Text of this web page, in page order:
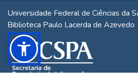
Universidade Federal de Ciências da
Biblioteca Paulo Lacerda de Azevedo